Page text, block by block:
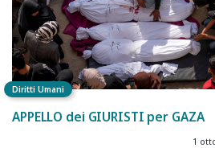
Diritti Umani
APPELLO dei GIURISTI per GAZA
1